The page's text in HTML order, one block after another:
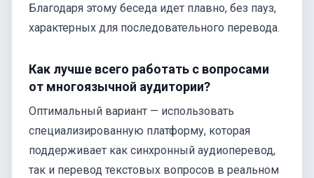
Благодаря этому беседа идет плавно, без пауз,
характерных для последовательного перевода.
Как лучше всего работать с вопросами
от многоязычной аудитории?
Оптимальный вариант — использовать
специализированную платформу, которая
поддерживает как синхронный аудиоперевод,
так и перевод текстовых вопросов в реальном